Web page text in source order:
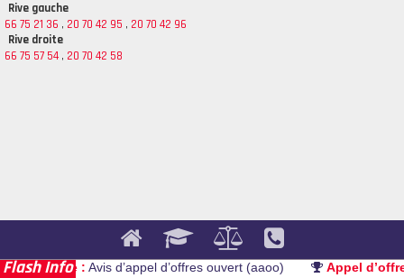
Flash Info
d’offre : Avis d’appel d’offres ouvert (aaoo) Appel
Rive gauche
66 75 21 36 , 20 70 42 95 , 20 70 42 96
Rive droite
66 75 57 54 , 20 70 42 58